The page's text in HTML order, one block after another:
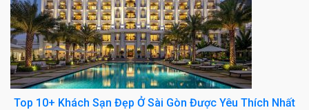
Top 10+ Khách Sạn Đẹp Ở Sài Gòn Được Yêu Thích Nhất